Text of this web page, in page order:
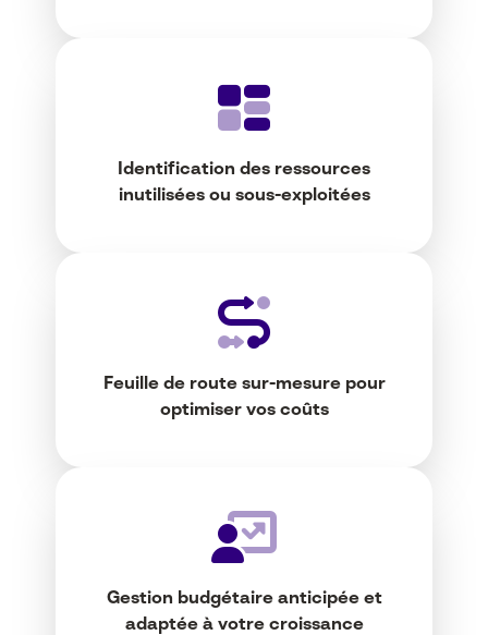
Identification des ressources
inutilisées ou sous-exploitées
Feuille de route sur-mesure pour
optimiser vos coûts
Gestion budgétaire anticipée et
adaptée à votre croissance